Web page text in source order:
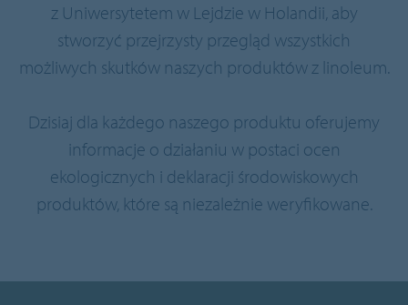
z Uniwersytetem w Lejdzie w Holandii, aby
stworzyć przejrzysty przegląd wszystkich
możliwych skutków naszych produktów z linoleum.
Dzisiaj dla każdego naszego produktu oferujemy
informacje o działaniu w postaci ocen
ekologicznych i deklaracji środowiskowych
produktów, które są niezależnie weryfikowane.